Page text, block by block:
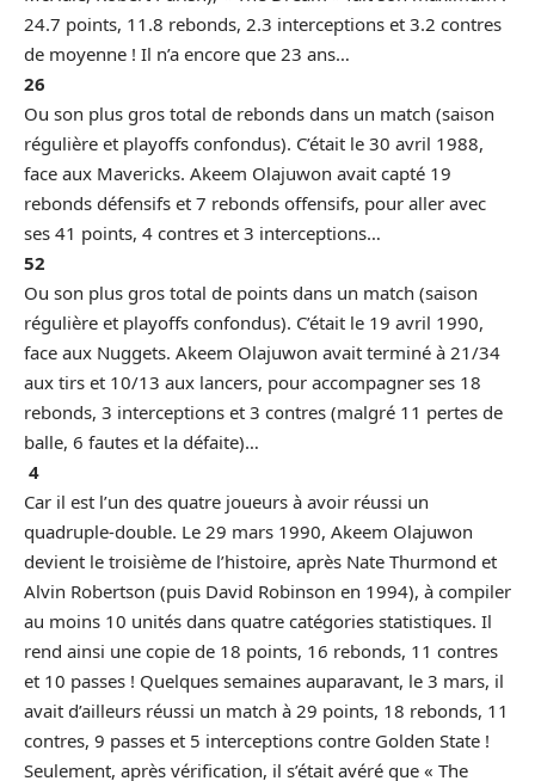
24.7 points, 11.8 rebonds, 2.3 interceptions et 3.2 contres
de moyenne ! Il n’a encore que 23 ans…
26
Ou son plus gros total de rebonds dans un match (saison
régulière et playoffs confondus). C’était le 30 avril 1988,
face aux Mavericks. Akeem Olajuwon avait capté 19
rebonds défensifs et 7 rebonds offensifs, pour aller avec
ses 41 points, 4 contres et 3 interceptions…
52
Ou son plus gros total de points dans un match (saison
régulière et playoffs confondus). C’était le 19 avril 1990,
face aux Nuggets. Akeem Olajuwon avait terminé à 21/34
aux tirs et 10/13 aux lancers, pour accompagner ses 18
rebonds, 3 interceptions et 3 contres (malgré 11 pertes de
balle, 6 fautes et la défaite)…
4
Car il est l’un des quatre joueurs à avoir réussi un
quadruple-double. Le 29 mars 1990, Akeem Olajuwon
devient le troisième de l’histoire, après Nate Thurmond et
Alvin Robertson (puis David Robinson en 1994), à compiler
au moins 10 unités dans quatre catégories statistiques. Il
rend ainsi une copie de 18 points, 16 rebonds, 11 contres
et 10 passes ! Quelques semaines auparavant, le 3 mars, il
avait d’ailleurs réussi un match à 29 points, 18 rebonds, 11
contres, 9 passes et 5 interceptions contre Golden State !
Seulement, après vérification, il s’était avéré que « The